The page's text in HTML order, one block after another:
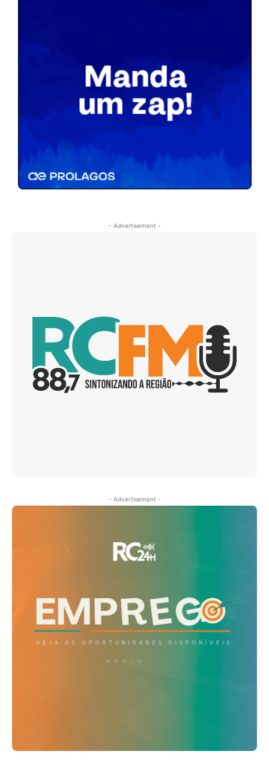
- Advertisement -
- Advertisement -